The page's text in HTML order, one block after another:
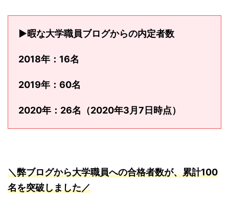
▶暇な大学職員ブログからの内定者数
2018年：16名
2019年：60名
2020年：26名（2020年3月7日時点）
＼弊ブログから大学職員への合格者数が、累計100
名を突破しました／